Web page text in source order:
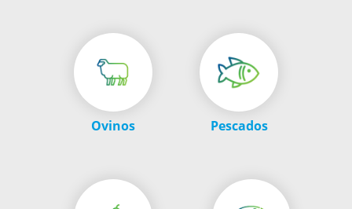
Ovinos Pescados